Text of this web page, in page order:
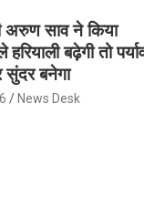
अरुण साव ने किया
हरियाली बढ़ेगी तो
बनेगा
News Desk